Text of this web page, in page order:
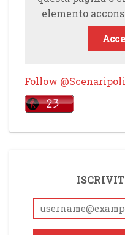
elemento
Follow